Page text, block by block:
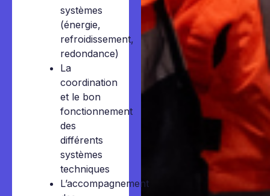
systèmes
(énergie,
refroidissement,
redondance)
La
coordination
et le bon
fonctionnement
des
différents
systèmes
techniques
L’accompagnement